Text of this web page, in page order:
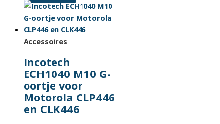
Accessoires
Incotech
ECH1040 M10 G-
oortje voor
Motorola CLP446
en CLK446